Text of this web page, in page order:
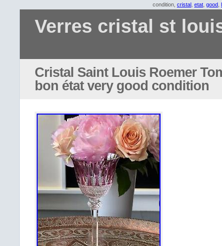
condition, cristal etat good
Verres cristal st
Cristal Saint Louis Roemer
bon état very good condition